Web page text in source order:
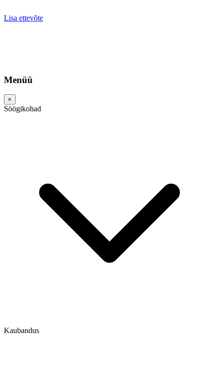
Lisa ettevõte
Menüü
×
Söögikohad
Kaubandus